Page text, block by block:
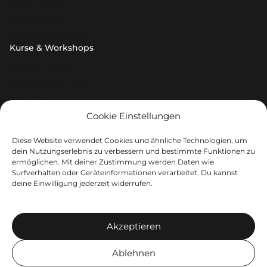
Cookie Einstellungen
Diese Website verwendet Cookies und ähnliche Technologien, um
dein Nutzungserlebnis zu verbessern und bestimmte Funktionen zu
ermöglichen. Mit deiner Zustimmung werden Daten wie
Surfverhalten oder Geräteinformationen verarbeitet. Du kannst
deine Einwilligung jederzeit widerrufen.
Akzeptieren
Ablehnen
Kurse & Workshops
Kids & Teens
Angebote & Kontakt
Private Pole Party
Studio mieten
Jobs